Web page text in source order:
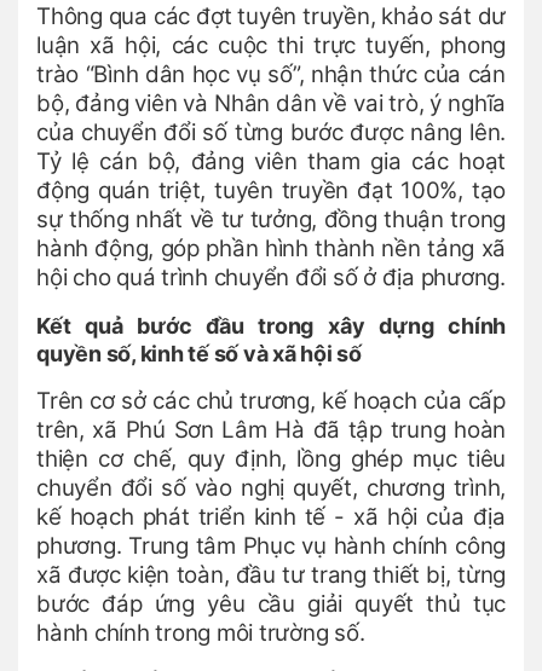
Thông qua các đợt tuyên truyền, khảo sát dư
luận xã hội, các cuộc thi trực tuyến, phong
trào “Bình dân học vụ số”, nhận thức của cán
bộ, đảng viên và Nhân dân về vai trò, ý nghĩa
của chuyển đổi số từng bước được nâng lên.
Tỷ lệ cán bộ, đảng viên tham gia các hoạt
động quán triệt, tuyên truyền đạt 100%, tạo
sự thống nhất về tư tưởng, đồng thuận trong
hành động, góp phần hình thành nền tảng xã
hội cho quá trình chuyển đổi số ở địa phương.
Kết quả bước đầu trong xây dựng chính
quyền số, kinh tế số và xã hội số
Trên cơ sở các chủ trương, kế hoạch của cấp
trên, xã Phú Sơn Lâm Hà đã tập trung hoàn
thiện cơ chế, quy định, lồng ghép mục tiêu
chuyển đổi số vào nghị quyết, chương trình,
kế hoạch phát triển kinh tế - xã hội của địa
phương. Trung tâm Phục vụ hành chính công
xã được kiện toàn, đầu tư trang thiết bị, từng
bước đáp ứng yêu cầu giải quyết thủ tục
hành chính trong môi trường số.